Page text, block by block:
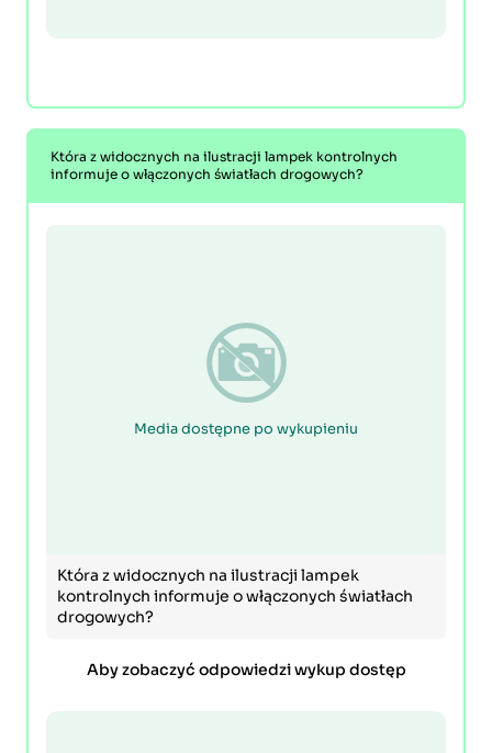
Która z widocznych na ilustracji lampek kontrolnych
informuje o włączonych światłach drogowych?
Media dostępne po wykupieniu
Która z widocznych na ilustracji lampek
kontrolnych informuje o włączonych światłach
drogowych?
Aby zobaczyć odpowiedzi wykup dostęp